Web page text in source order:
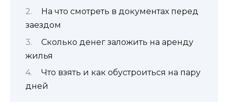
На что смотреть в документах перед
заездом
Сколько денег заложить на аренду
жилья
Что взять и как обустроиться на пару
дней